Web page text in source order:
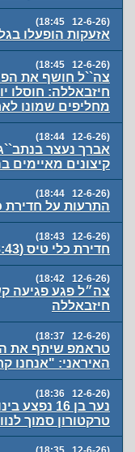
(12-6-26 18:45)
אזעקות הופעלו
(12-6-26 18:45)
צה``ל חושף את
מחליפים שמונו
(12-6-26 18:44)
אברך נעצר
קיצונים מאיימים
(12-6-26 18:44)
התרעות על חדירת
(12-6-26 18:43)
חדירת כלי טיס (18:43): ראש הנקרה
(12-6-26 18:42)
צה״ל פגע פגיעה
חיזבאללה
(12-6-26 18:37)
טראמפ שיתף את
האיראני: "אנחנו
(12-6-26 18:36)
נער בן 16
טרקטורון סמוך